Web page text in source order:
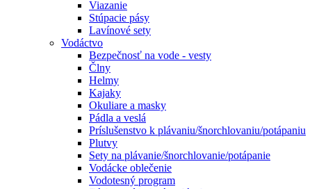
Viazanie
Stúpacie pásy
Lavínové sety
Vodáctvo
Bezpečnosť na vode - vesty
Člny
Helmy
Kajaky
Okuliare a masky
Pádla a veslá
Príslušenstvo k plávaniu/šnorchlovaniu/potápaniu
Plutvy
Sety na plávanie/šnorchlovanie/potápanie
Vodácke oblečenie
Vodotesný program